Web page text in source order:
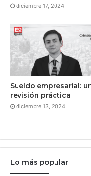
diciembre 17, 2024
Sueldo empresarial:
revisión práctica
diciembre 13, 2024
Lo más popular